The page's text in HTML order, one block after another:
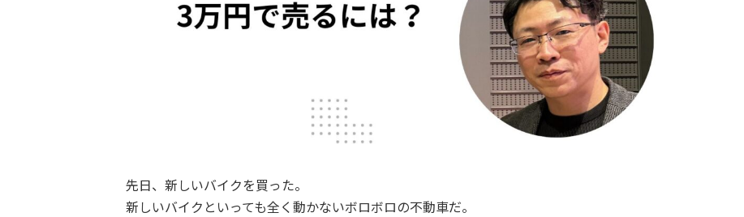
先日、新しいバイクを買った。
新しいバイクといっても全く動かないボロボロの不動車だ。